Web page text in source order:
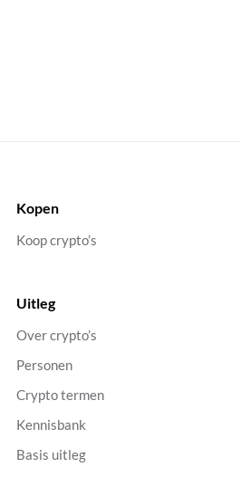
Kopen
Koop crypto’s
Uitleg
Over crypto’s
Personen
Crypto termen
Kennisbank
Basis uitleg